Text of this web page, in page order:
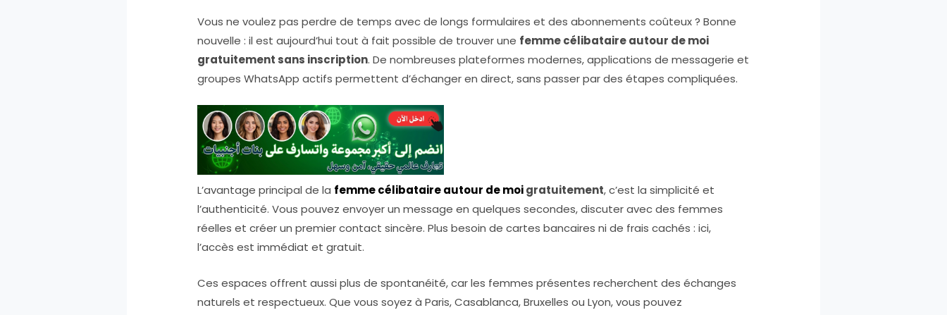
Vous ne voulez pas perdre de temps avec de longs formulaires et des abonnements coûteux ? Bonne
nouvelle : il est aujourd’hui tout à fait possible de trouver une femme célibataire autour de moi
gratuitement sans inscription. De nombreuses plateformes modernes, applications de messagerie et
groupes WhatsApp actifs permettent d’échanger en direct, sans passer par des étapes compliquées.
L’avantage principal de la femme célibataire autour de moigratuitement, c’est la simplicité et
l’authenticité. Vous pouvez envoyer un message en quelques secondes, discuter avec des femmes
réelles et créer un premier contact sincère. Plus besoin de cartes bancaires ni de frais cachés : ici,
l’accès est immédiat et gratuit.
Ces espaces offrent aussi plus de spontanéité, car les femmes présentes recherchent des échanges
naturels et respectueux. Que vous soyez à Paris, Casablanca, Bruxelles ou Lyon, vous pouvez